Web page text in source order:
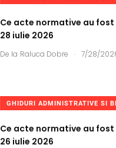
Ce acte normative au
28 iulie 2026
De la Raluca Dobre . 7/28/
GHIDURI ADMINISTRATIVE SI
Ce acte normative au
26 iulie 2026